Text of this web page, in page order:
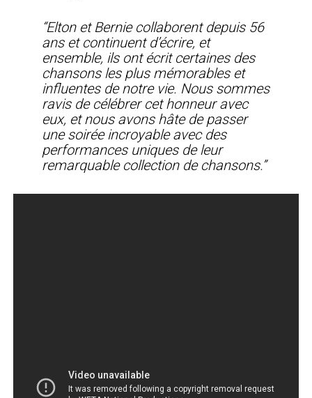
“Elton et Bernie collaborent depuis 56
ans et continuent d’écrire, et
ensemble, ils ont écrit certaines des
chansons les plus mémorables et
influentes de notre vie. Nous sommes
ravis de célébrer cet honneur avec
eux, et nous avons hâte de passer
une soirée incroyable avec des
performances uniques de leur
remarquable collection de chansons.”